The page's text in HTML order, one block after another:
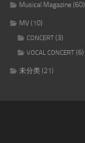
Musical Magazine(60)
MV(10)
CONCERT (3)
VOCAL CONCERT (6)
未分类(21)